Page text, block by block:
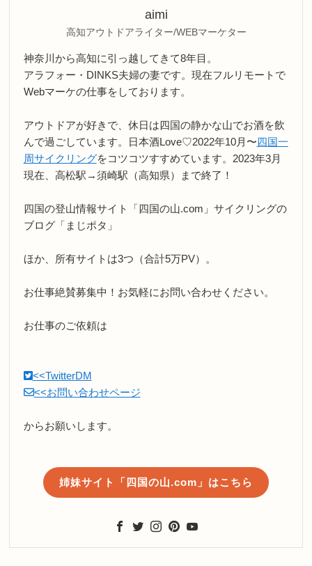
aimi
高知アウトドアライター/WEBマーケター
神奈川から高知に引っ越してきて8年目。
アラフォー・DINKS夫婦の妻です。現在フルリモートで
Webマーケの仕事をしております。
アウトドアが好きで、休日は四国の静かな山でお酒を飲
んで過ごしています。日本酒Love♡2022年10月〜四国一
周サイクリングをコツコツすすめています。2023年3月
現在、高松駅→須崎駅（高知県）まで終了！
四国の登山情報サイト「四国の山.com」サイクリングの
ブログ「まじポタ」
ほか、所有サイトは3つ（合計5万PV）。
お仕事絶賛募集中！お気軽にお問い合わせください。
お仕事のご依頼は
<<TwitterDM
<<お問い合わせページ
からお願いします。
姉妹サイト「四国の山.com」はこちら